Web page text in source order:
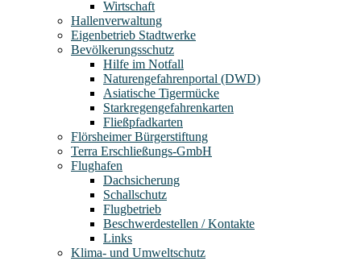
Wirtschaft
Hallenverwaltung
Eigenbetrieb Stadtwerke
Bevölkerungsschutz
Hilfe im Notfall
Naturengefahrenportal (DWD)
Asiatische Tigermücke
Starkregengefahrenkarten
Fließpfadkarten
Flörsheimer Bürgerstiftung
Terra Erschließungs-GmbH
Flughafen
Dachsicherung
Schallschutz
Flugbetrieb
Beschwerdestellen / Kontakte
Links
Klima- und Umweltschutz